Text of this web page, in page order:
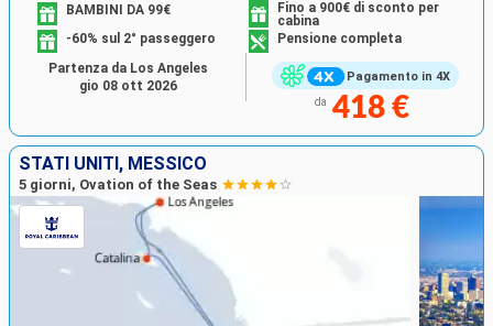
Pagamento in 4X
BAMBINI DA 99€
Fino a 900€ di sconto per
cabina
-60% sul 2° passeggero
Pensione completa
da 418 €
Partenza da Los Angeles
gio 08 ott 2026
STATI UNITI, MESSICO
5 giorni, Ovation of the Seas